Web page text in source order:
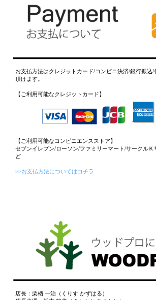
お支払方法はクレジットカード/コンビニ決済/銀行振込
頂けます。
【ご利用可能なクレジットカード】
【ご利用可能なコンビニエンスストア】
セブンイレブン/ローソン/ファミリーマート/サークルＫ
ど
>>お支払方法についてはコチラ
店長：栗栖 一治（くりす かずはる）